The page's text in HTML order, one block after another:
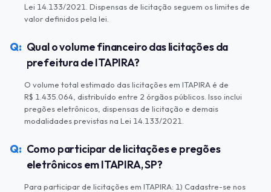
Lei 14.133/2021. Dispensas de licitação seguem os limites de
valor definidos pela lei.
Qual o volume financeiro das licitações da
prefeitura de ITAPIRA?
O volume total estimado das licitações em ITAPIRA é de
R$ 1.435.064, distribuído entre 2 órgãos públicos. Isso inclui
pregões eletrônicos, dispensas de licitação e demais
modalidades previstas na Lei 14.133/2021.
Como participar de licitações e pregões
eletrônicos em ITAPIRA, SP?
Para participar de licitações em ITAPIRA: 1) Cadastre-se nos